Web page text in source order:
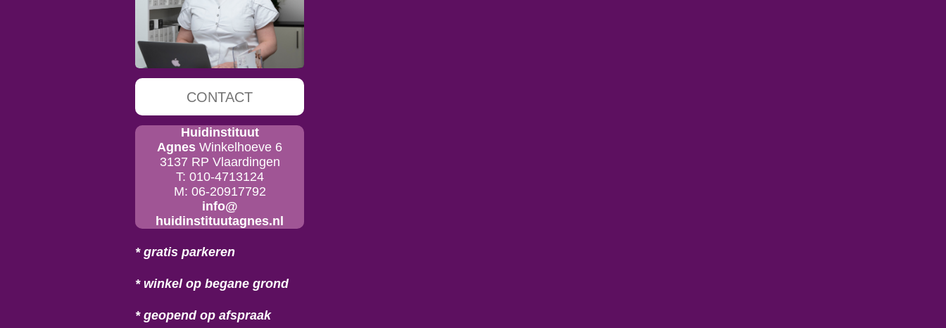
CONTACT
Huidinstituut
Agnes Winkelhoeve 6
3137 RP Vlaardingen
T: 010-4713124
M: 06-20917792
info@
huidinstituutagnes.nl
* gratis parkeren
* winkel op begane grond
* geopend op afspraak